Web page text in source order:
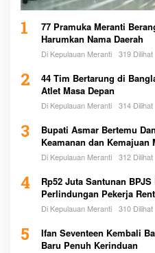
1
77 Pramuka Meranti
Harumkan Nama Daerah
Di Kepulauan Meranti 319 Dilihat
2
44 Tim Bertarung di
Atlet Masa Depan
Di Kepulauan Meranti 314 Dilihat
3
Bupati Asmar Bertemu
Keamanan dan Kemajuan
Di Kepulauan Meranti 312 Dilihat
4
Rp52 Juta Santunan
Perlindungan Pekerja
Di Kepulauan Meranti 310 Dilihat
5
Ifan Seventeen Kembali
Baru Penuh Kerinduan